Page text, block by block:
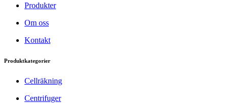
Produkter
Om oss
Kontakt
Produktkategorier
Cellräkning
Centrifuger